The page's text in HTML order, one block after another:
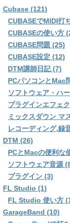
Cubase (121)
CUBASEでMIDI打
CUBASEの使い方
CUBASE問題 (25)
CUBASE設定 (12)
DTM講師日記 (7)
PCパソコンとMac
ソフトウェア・ハ
プラグインエフェ
ミックスダウン マ
レコーディング,録
DTM (26)
PCとMacの便利な
ソフトウェア音源
プラグイン (3)
FL Studio (1)
FL Studio 使い方
GarageBand (10)